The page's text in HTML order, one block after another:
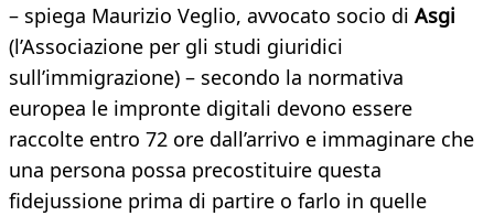
– spiega Maurizio Veglio, avvocato socio di Asgi
(l’Associazione per gli studi giuridici
sull’immigrazione) – secondo la normativa
europea le impronte digitali devono essere
raccolte entro 72 ore dall’arrivo e immaginare che
una persona possa precostituire questa
fidejussione prima di partire o farlo in quelle